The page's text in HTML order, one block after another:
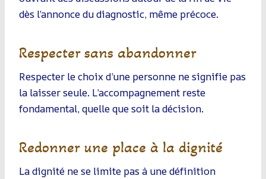
dès l’annonce du diagnostic, même précoce.
Respecter sans abandonner
Respecter le choix d’une personne ne signifie pas
la laisser seule. L’accompagnement reste
fondamental, quelle que soit la décision.
Redonner une place à la dignité
La dignité ne se limite pas à une définition